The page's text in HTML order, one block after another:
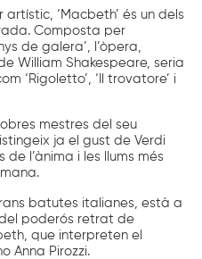
‘Macbeth’ és un dels
Composta per
de galera’, l’òpera,
William Shakespeare, seria
‘Rigoletto’, ‘Il trovatore’ i
mestres del seu
ja el gust de Verdi
l’ànima i les llums més
batutes italianes, està a
poderós retrat de
que interpreten el
Anna Pirozzi.